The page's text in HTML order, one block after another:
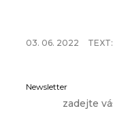
03. 06. 2022 TEXT:
Newsletter